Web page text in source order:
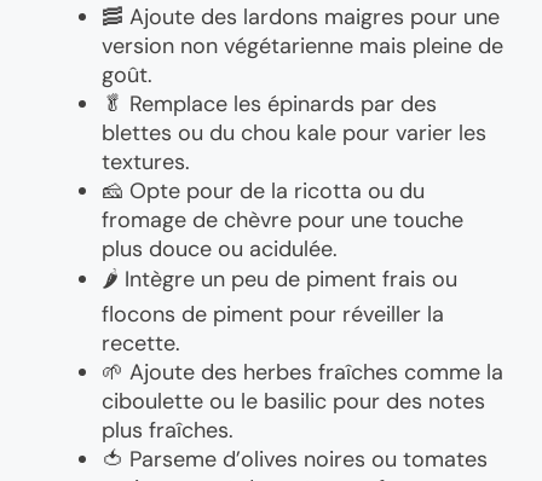
🥓 Ajoute des lardons maigres pour une
version non végétarienne mais pleine de
goût.
🥬 Remplace les épinards par des
blettes ou du chou kale pour varier les
textures.
🧀 Opte pour de la ricotta ou du
fromage de chèvre pour une touche
plus douce ou acidulée.
🌶️ Intègre un peu de piment frais ou
flocons de piment pour réveiller la
recette.
🌱 Ajoute des herbes fraîches comme la
ciboulette ou le basilic pour des notes
plus fraîches.
🍅 Parseme d’olives noires ou tomates